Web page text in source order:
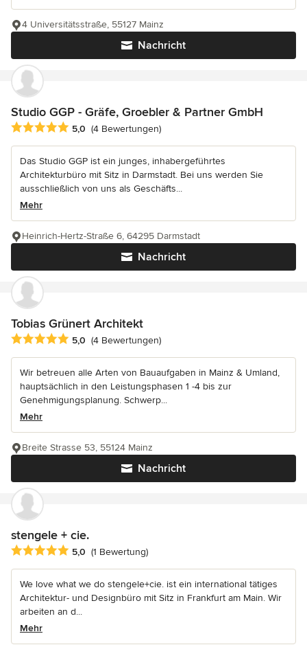
Nachricht
4 Universitätsstraße, 55127 Mainz
Studio GGP - Gräfe, Groebler & Partner GmbH
Durchschnittliche Bewertung: 5 von 5 Sternen
5,0 (4 Bewertungen)
Das Studio GGP ist ein junges, inhabergeführtes
Architekturbüro mit Sitz in Darmstadt. Bei uns werden Sie
ausschließlich von uns als Geschäfts...
Mehr
Nachricht
Heinrich-Hertz-Straße 6, 64295 Darmstadt
Tobias Grünert Architekt
Durchschnittliche Bewertung: 5 von 5 Sternen
5,0 (4 Bewertungen)
Wir betreuen alle Arten von Bauaufgaben in Mainz & Umland,
hauptsächlich in den Leistungsphasen 1 -4 bis zur
Genehmigungsplanung. Schwerp...
Mehr
Nachricht
Breite Strasse 53, 55124 Mainz
stengele + cie.
Durchschnittliche Bewertung: 5 von 5 Sternen
5,0 (1 Bewertung)
We love what we do stengele+cie. ist ein international tätiges
Architektur- und Designbüro mit Sitz in Frankfurt am Main. Wir
arbeiten an d...
Mehr